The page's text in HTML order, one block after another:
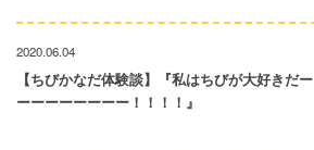
2020.06.04
【ちびかなだ体験談】『私はちびが大好きだー
ーーーーーーーー！！！！』